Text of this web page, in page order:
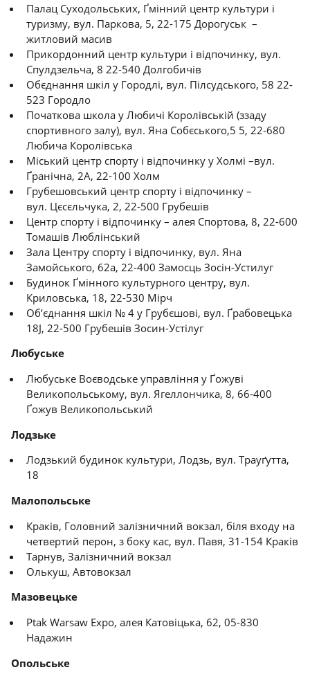
Палац Суходольських, Ґмінний центр культури і
туризму, вул. Паркова, 5, 22-175 Дорогуськ –
житловий масив
Прикордонний центр культури і відпочинку, вул.
Спулдзельча, 8 22-540 Долгобичів
Обєднання шкіл у Городлі, вул. Пілсудського, 58 22-
523 Городло
Початкова школа у Любичі Королівській (ззаду
спортивного залу), вул. Яна Собєського,5 5, 22-680
Любича Королівська
Міський центр спорту і відпочинку у Холмі –вул.
Ґранічна, 2A, 22-100 Холм
Грубешовський центр спорту і відпочинку –
вул. Цєсєльчука, 2, 22-500 Грубешів
Центр спорту і відпочинку – алея Спортова, 8, 22-600
Томашів Люблінський
Зала Центру спорту і відпочинку, вул. Яна
Замойського, 62a, 22-400 Замосць Зосін-Устилуг
Будинок Ґмінного культурного центру, вул.
Криловська, 18, 22-530 Мірч
Об’єднання шкіл № 4 у Грубєшові, вул. Ґрабовецька
18J, 22-500 Грубешів Зосин-Устілуг
Любуське
Любуське Воєводське управління у Ґожуві
Великопольському, вул. Ягеллончика, 8, 66-400
Ґожув Великопольський
Лодзьке
Лодзький будинок культури, Лодзь, вул. Трауґутта,
18
Малопольське
Краків, Головний залізничний вокзал, біля входу на
четвертий перон, з боку кас, вул. Павя, 31-154 Краків
Тарнув, Залізничний вокзал
Олькуш, Автовокзал
Мазовецьке
Ptak Warsaw Expo, алея Катовіцька, 62, 05-830
Надажин
Опольське